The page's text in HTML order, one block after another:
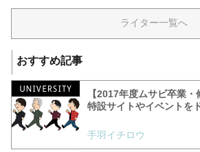
ライター一覧へ
おすすめ記事
【2017年度ムサビ卒業
特設サイトやイベントを
手羽イチロウ